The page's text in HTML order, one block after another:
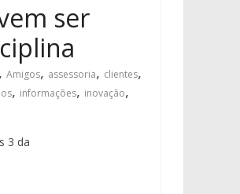
ser
, Amigos, assessoria, clientes,
, informações, inovação,
3 da